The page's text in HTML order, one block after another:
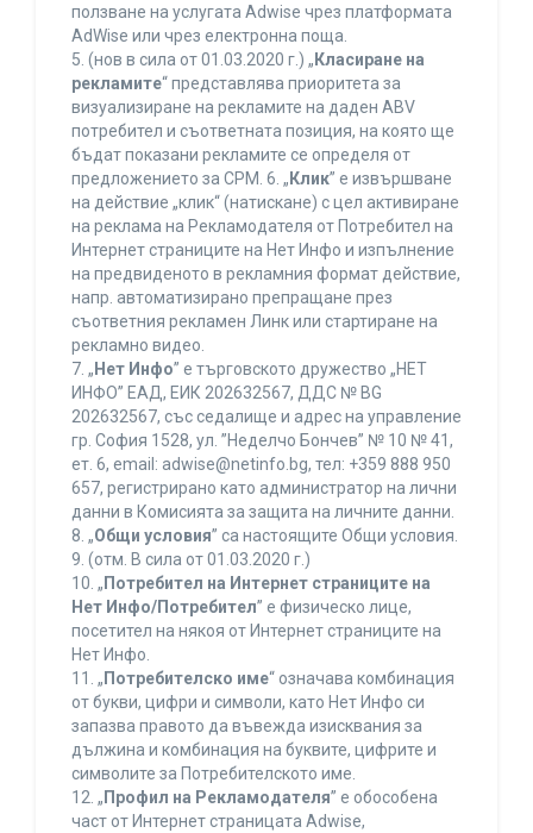
ползване на услугата Adwise чрез платформата
AdWise или чрез електронна поща.
5. (нов в сила от 01.03.2020 г.) „ Класиране на
рекламите“ представлява приоритета за
визуализиране на рекламите на даден ABV
потребител и съответната позиция, на която ще
бъдат показани рекламите се определя от
предложението за CPM. 6. „ Клик” е извършване
на действие „клик“ (натискане) с цел активиране
на реклама на Рекламодателя от Потребител на
Интернет страниците на Нет Инфо и изпълнение
на предвиденото в рекламния формат действие,
напр. автоматизирано препращане през
съответния рекламен Линк или стартиране на
рекламно видео.
7. „ Нет Инфо” е търговското дружество „НЕТ
ИНФО” ЕАД, ЕИК 202632567, ДДС № BG
202632567, със седалище и адрес на управление
гр. София 1528, ул. ”Неделчо Бончев” № 10 № 41,
ет. 6, еmail: adwise@netinfo.bg, тел: +359 888 950
657, регистрирано като администратор на лични
данни в Комисията за защита на личните данни.
8. „Общи условия” са настоящите Общи условия.
9. (отм. В сила от 01.03.2020 г.)
10. „ Потребител на Интернет страниците на
Нет Инфо/Потребител” е физическо лице,
посетител на някоя от Интернет страниците на
Нет Инфо.
11. „ Потребителско име“ означава комбинация
от букви, цифри и символи, като Нет Инфо си
запазва правото да въвежда изисквания за
дължина и комбинация на буквите, цифрите и
символите за Потребителското име.
12. „ Профил на Рекламодателя” е обособена
част от Интернет страницата Adwise,